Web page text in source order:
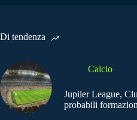
Di tendenza
Calcio
Jupiler League,
probabili